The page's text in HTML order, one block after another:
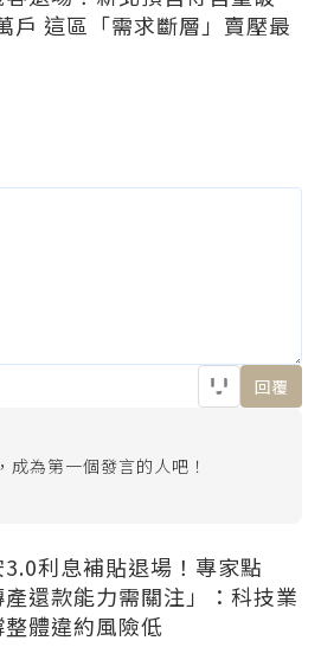
戶 這區「需求斷層」賣壓最
回覆
成為第一個發言的人吧！
利息補貼退場！專家點
產還款能力需關注」：科技業
整體違約風險低